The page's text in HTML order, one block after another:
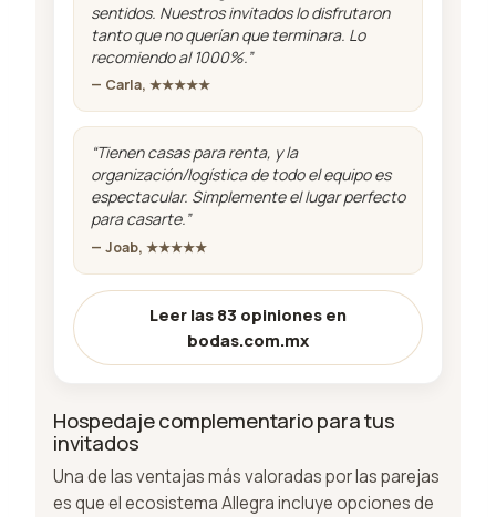
sentidos. Nuestros invitados lo disfrutaron
tanto que no querían que terminara. Lo
recomiendo al 1000%.”
— Carla, ★★★★★
“Tienen casas para renta, y la
organización/logística de todo el equipo es
espectacular. Simplemente el lugar perfecto
para casarte.”
— Joab, ★★★★★
Leer las 83 opiniones en
bodas.com.mx
Hospedaje complementario para tus
invitados
Una de las ventajas más valoradas por las parejas
es que el ecosistema Allegra incluye opciones de